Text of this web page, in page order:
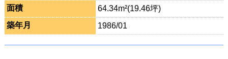
面積
64.34m²(19.46坪)
築年月
1986/01